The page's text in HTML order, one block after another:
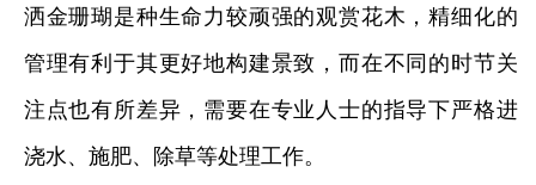
洒金珊瑚是种生命力较顽强的观赏花木，精细化的
管理有利于其更好地构建景致，而在不同的时节关
注点也有所差异，需要在专业人士的指导下严格进
浇水、施肥、除草等处理工作。